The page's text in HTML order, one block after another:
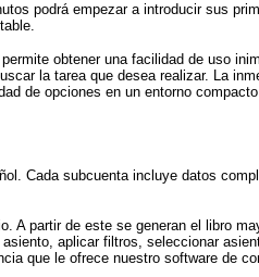
podrá empezar a introducir sus
obtener una facilidad de uso
la tarea que desea realizar. La
de opciones en un entorno
Cada subcuenta incluye datos
A partir de este se generan el libro
aplicar filtros, seleccionar
que le ofrece nuestro software de